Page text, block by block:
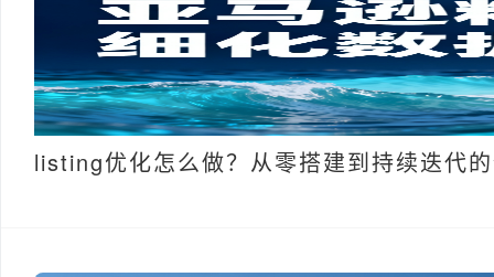
listing优化怎么做？从零搭建到持续迭代